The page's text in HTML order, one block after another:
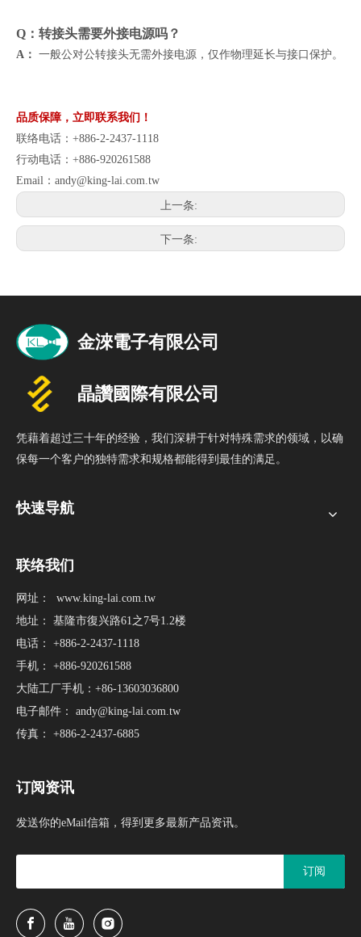
Q：转接头需要外接电源吗？
A： 一般公对公转接头无需外接电源，仅作物理延长与接口保护。
品质保障，立即联系我们！
联络电话：+886-2-2437-1118
行动电话：+886-920261588
Email： andy@king-lai.com.tw
上一条:
下一条:
凭藉着超过三十年的经验，我们深耕于针对特殊需求的领域，以确
保每一个客户的独特需求和规格都能得到最佳的满足。
快速导航
联络我们
网址： www.king-lai.com.tw
地址： 基隆市復兴路61之7号1.2楼
电话： +886-2-2437-1118
手机： +886-920261588
大陆工厂手机：+86-13603036800
电子邮件： andy@king-lai.com.tw
传真： +886-2-2437-6885
订阅资讯
发送你的eMail信箱，得到更多最新产品资讯。
订阅